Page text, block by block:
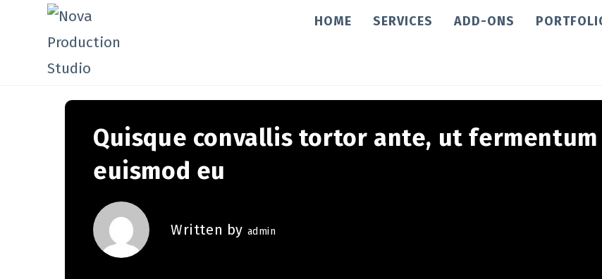
HOME SERVICES ADD-ONS
Quisque convallis tortor ante, ut fermentum
euismod eu
Written by admin